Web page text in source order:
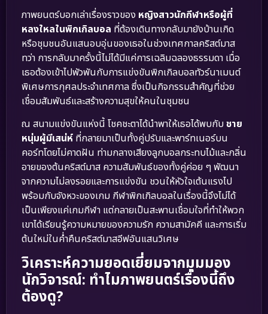
ภาพยนตร์บอกเล่าเรื่องราวของ หญิงสาวนักกีฬาหรือผู้ที่
หลงใหลในพิกเกิลบอล ที่ต้องเดินทางกลับมายังบ้านเกิด
หรือชุมชนอันแสนอบอุ่นของเธอในช่วงเทศกาลคริสต์มาส
ทว่า การกลับมาครั้งนี้ไม่ได้มีแค่การเฉลิมฉลองธรรมดา เมื่อ
เธอต้องเข้าไปพัวพันกับการแข่งขันพิกเกิลบอลทัวร์นาเมนต์
พิเศษการกุศลประจำเทศกาล ซึ่งเป็นกิจกรรมสำคัญที่ช่วย
เชื่อมสัมพันธ์และสร้างความสุขให้คนในชุมชน
ณ สนามแข่งขันแห่งนี้ โชคชะตาได้นำพาให้เธอได้พบกับชาย
หนุ่มผู้มีเสน่ห์ ที่กลายมาเป็นทั้งคู่ปรับและพาร์ทเนอร์บน
คอร์ทโดยไม่คาดฝัน ท่ามกลางเสียงลูกบอลกระทบไม้และกลิ่น
อายของต้นคริสต์มาส ความสัมพันธ์ของทั้งคู่ค่อย ๆ พัฒนา
จากความไม่ลงรอยและการแข่งขัน ชวนให้หัวใจเต้นแรงไป
พร้อมกับจังหวะของเกม กีฬาพิกเกิลบอลในเรื่องนี้จึงไม่ได้
เป็นเพียงแค่เกมกีฬา แต่กลายเป็นสะพานเชื่อมใจที่ทำให้พวก
เขาได้เรียนรู้ความหมายของความรัก ความสามัคคี และการเริ่ม
ต้นใหม่ในค่ำคืนคริสต์มาสอีฟอันแสนวิเศษ
วิเคราะห์ความยอดเยี่ยมจากมุมมอง
นักวิจารณ์: ทำไมภาพยนตร์เรื่องนี้ถึง
ต้องดู?